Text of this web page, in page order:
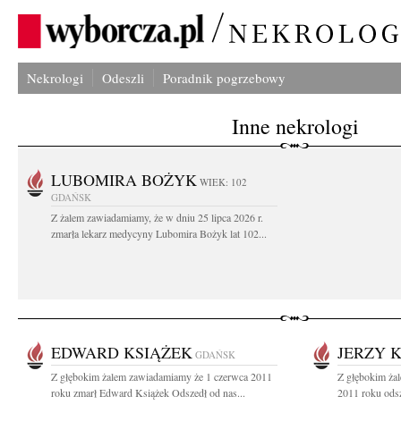
Nekrologi Odeszli Poradnik pogrzebowy
Inne nekrologi
LUBOMIRA BOŻYK WIEK: 102
GDAŃSK
Z żalem zawiadamiamy, że w dniu 25 lipca 2026 r.
zmarła lekarz medycyny Lubomira Bożyk lat 102...
EDWARD KSIĄŻEK GDAŃSK
Z głębokim żalem zawiadamiamy że 1 czerwca 2011
roku zmarł Edward Książek Odszedł od nas...
JERZY
Z głębokim
2011 roku